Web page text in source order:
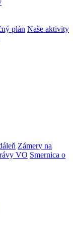
plán Naše aktivity
Zámery na
VO Smernica o